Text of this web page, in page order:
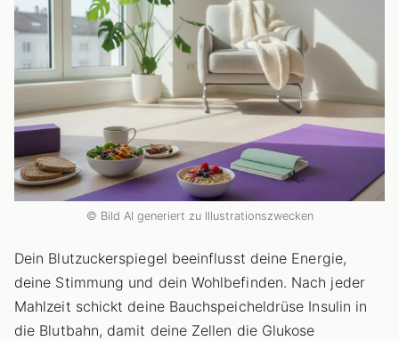
© Bild AI generiert zu Illustrationszwecken
Dein Blutzuckerspiegel beeinflusst deine Energie,
deine Stimmung und dein Wohlbefinden. Nach jeder
Mahlzeit schickt deine Bauchspeicheldrüse Insulin in
die Blutbahn, damit deine Zellen die Glukose